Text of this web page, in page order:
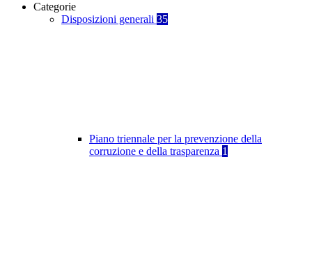
Categorie
Disposizioni generali 35
Piano triennale per la prevenzione della
corruzione e della trasparenza 1